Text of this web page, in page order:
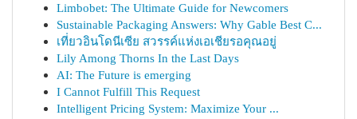
Limbobet: The Ultimate Guide for Newcomers
Sustainable Packaging Answers: Why Gable Best C...
เที่ยวอินโดนีเซีย สวรรค์แห่งเอเชียรอคุณอยู่
Lily Among Thorns In the Last Days
AI: The Future is emerging
I Cannot Fulfill This Request
Intelligent Pricing System: Maximize Your ...